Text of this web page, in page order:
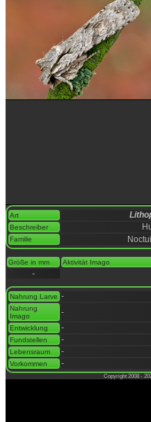
Art
Beschreiber
Familie
Größe in mm Aktivität Imago
-
Nahrung Larve -
Nahrung
Imago
-
Entwicklung -
Fundstellen -
Lebensraum -
Vorkommen -
Copyright 2008 -